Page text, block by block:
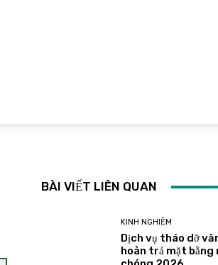
BÀI VIẾT LIÊN QUAN
KINH NGHIỆM
Dịch vụ tháo dỡ
hoàn trả mặt bằng